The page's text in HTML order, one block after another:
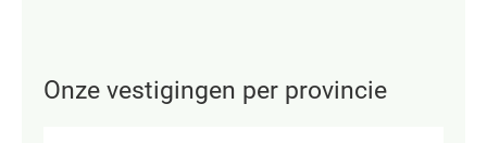
Onze vestigingen per provincie